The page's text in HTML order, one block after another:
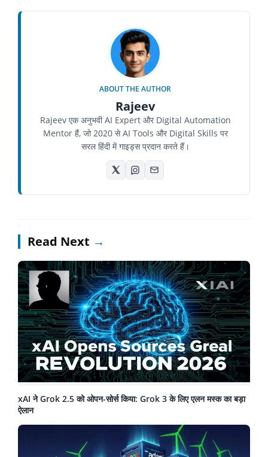
ABOUT THE AUTHOR
Rajeev
Rajeev एक अनुभवी AI Expert और Digital Automation
Mentor हैं, जो 2020 से AI Tools और Digital Skills पर
सरल हिंदी में गाइड्स प्रदान करते हैं।
Read Next →
xAI ने Grok 2.5 को ओपन-सोर्स किया: Grok 3 के लिए एलन मस्क का बड़ा
ऐलान